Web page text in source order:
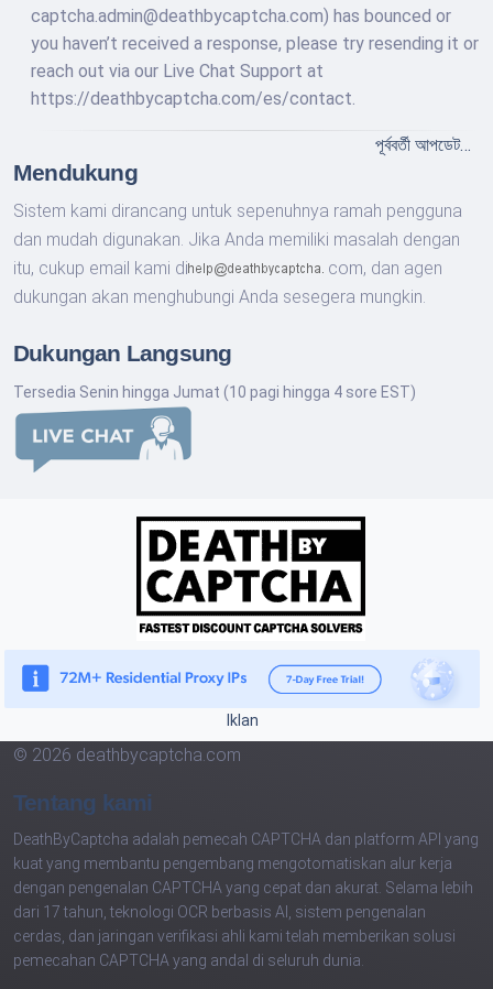
captcha.admin@deathbycaptcha.com) has bounced or
you haven’t received a response, please try resending it or
reach out via our Live Chat Support at
https://deathbycaptcha.com/es/contact.
পূর্ববর্তী আপডেট…
Mendukung
Sistem kami dirancang untuk sepenuhnya ramah pengguna
dan mudah digunakan. Jika Anda memiliki masalah dengan
itu, cukup email kami di
com, dan agen
dukungan akan menghubungi Anda sesegera mungkin.
Dukungan Langsung
Tersedia Senin hingga Jumat (10 pagi hingga 4 sore EST)
Iklan
© 2026 deathbycaptcha.com
Tentang kami
DeathByCaptcha adalah pemecah CAPTCHA dan platform API yang
kuat yang membantu pengembang mengotomatiskan alur kerja
dengan pengenalan CAPTCHA yang cepat dan akurat. Selama lebih
dari 17 tahun, teknologi OCR berbasis AI, sistem pengenalan
cerdas, dan jaringan verifikasi ahli kami telah memberikan solusi
pemecahan CAPTCHA yang andal di seluruh dunia.